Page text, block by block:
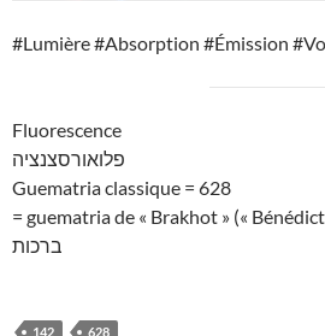
#Lumière #Absorption #Émission
Fluorescence
פלואורסצנציה
Guematria classique = 628
= guematria de « Brakhot » («
ברכות
142 628